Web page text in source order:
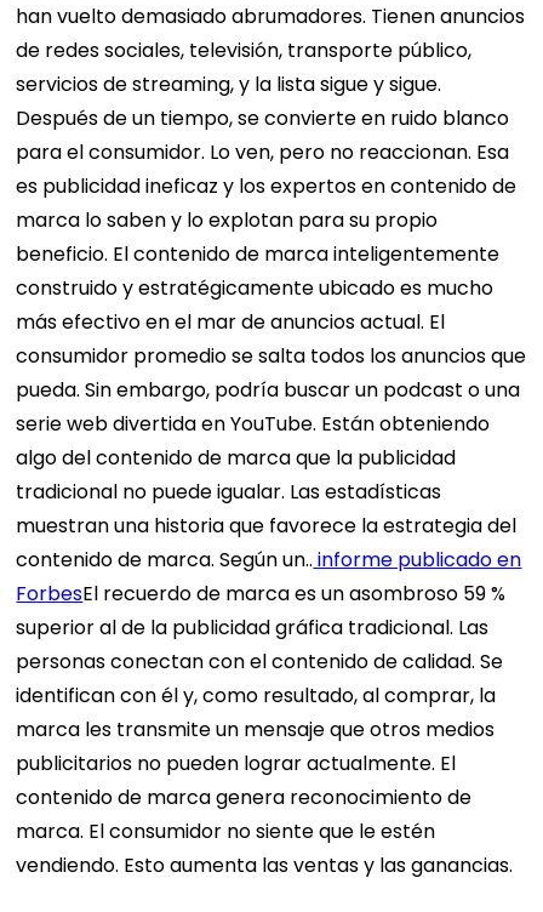
han vuelto demasiado abrumadores. Tienen anuncios
de redes sociales, televisión, transporte público,
servicios de streaming, y la lista sigue y sigue.
Después de un tiempo, se convierte en ruido blanco
para el consumidor. Lo ven, pero no reaccionan. Esa
es publicidad ineficaz y los expertos en contenido de
marca lo saben y lo explotan para su propio
beneficio. El contenido de marca inteligentemente
construido y estratégicamente ubicado es mucho
más efectivo en el mar de anuncios actual. El
consumidor promedio se salta todos los anuncios que
pueda. Sin embargo, podría buscar un podcast o una
serie web divertida en YouTube. Están obteniendo
algo del contenido de marca que la publicidad
tradicional no puede igualar. Las estadísticas
muestran una historia que favorece la estrategia del
contenido de marca. Según un.. informe publicado en
ForbesEl recuerdo de marca es un asombroso 59 %
superior al de la publicidad gráfica tradicional. Las
personas conectan con el contenido de calidad. Se
identifican con él y, como resultado, al comprar, la
marca les transmite un mensaje que otros medios
publicitarios no pueden lograr actualmente. El
contenido de marca genera reconocimiento de
marca. El consumidor no siente que le estén
vendiendo. Esto aumenta las ventas y las ganancias.